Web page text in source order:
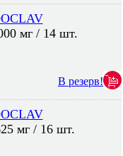
мг / 14 шт.
В резерв!
мг / 16 шт.